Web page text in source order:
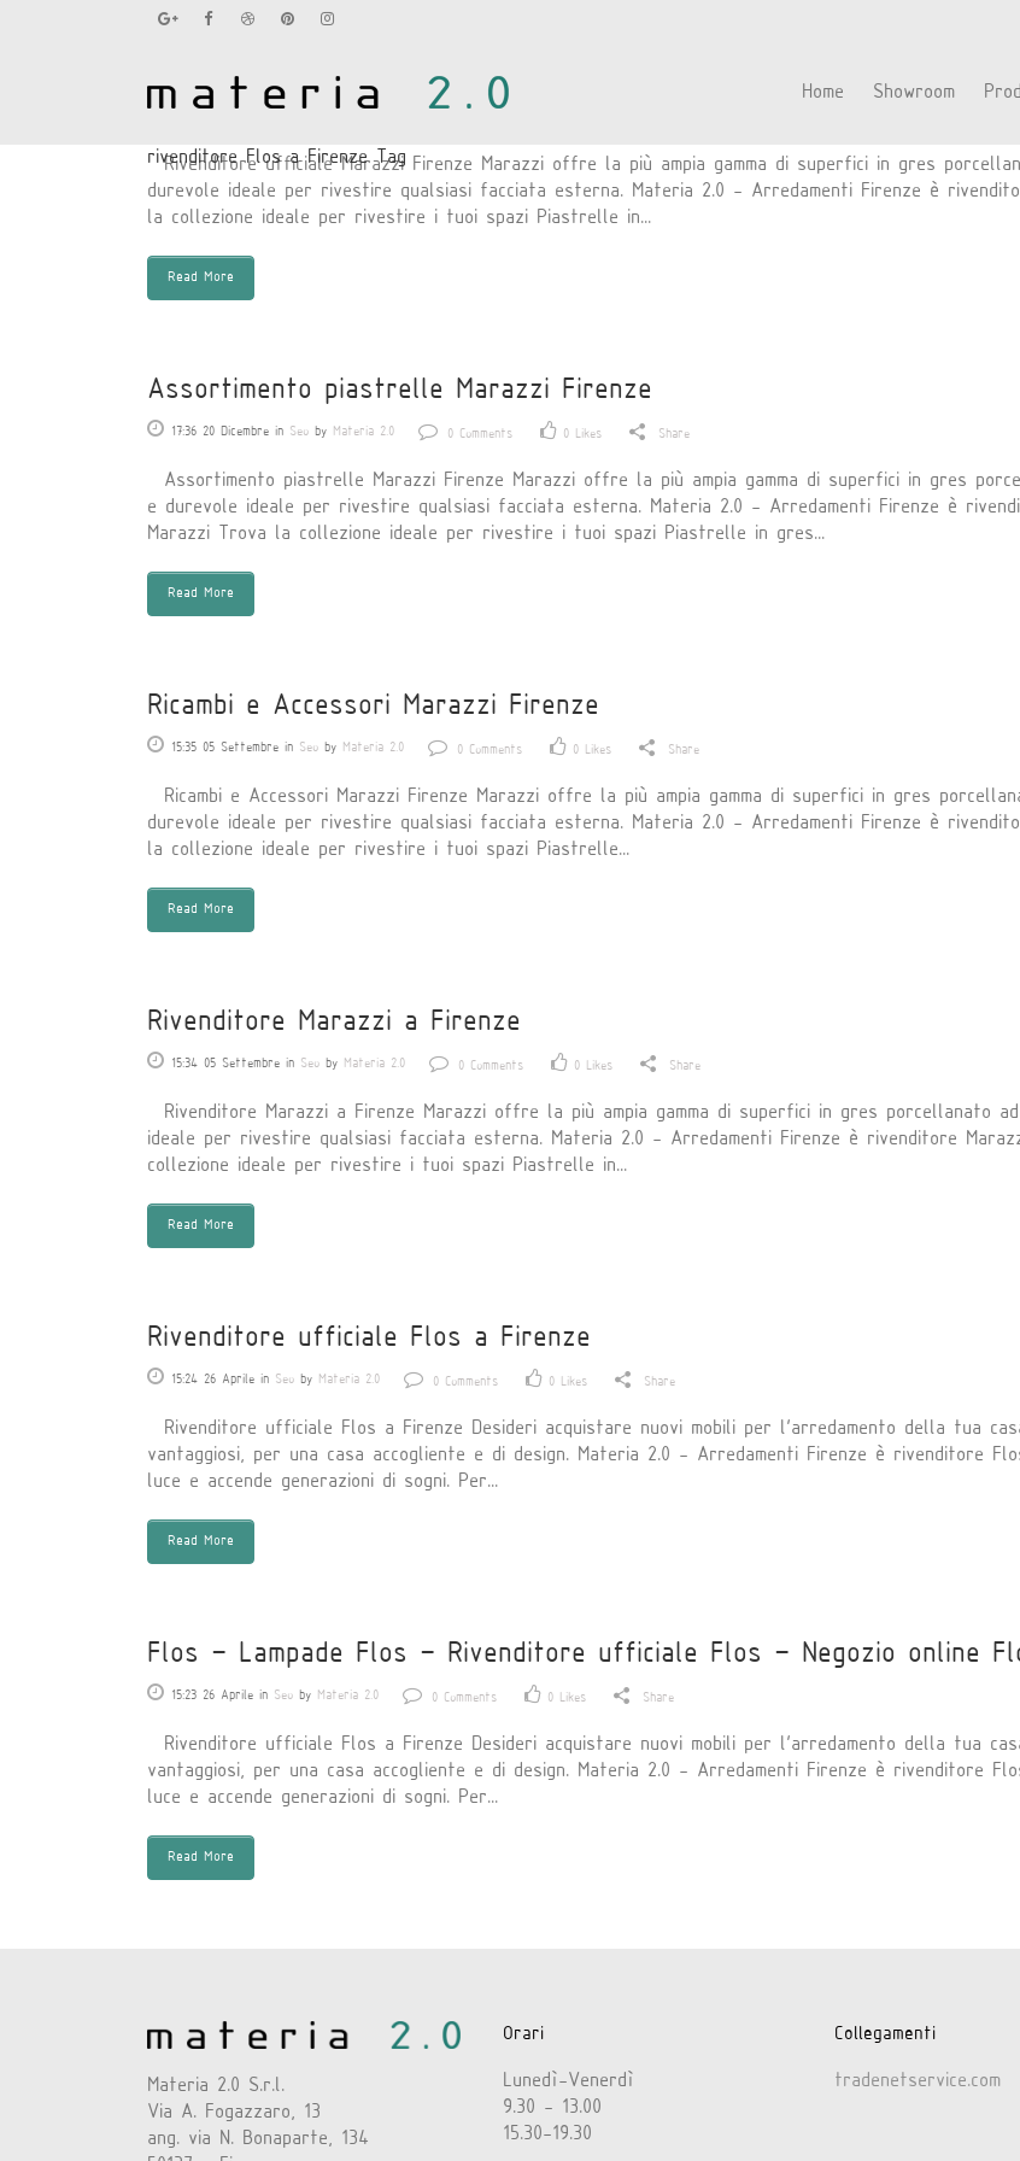
Home Showroom
rivenditore Flos a Firenze Tag
Rivenditore ufficiale Marazzi Firenze
Rivenditore ufficiale Marazzi Firenze Marazzi offre la più ampia gamma di superfici in gres
durevole ideale per rivestire qualsiasi facciata esterna. Materia 2.0 - Arredamenti Firenze è
la collezione ideale per rivestire i tuoi spazi Piastrelle in...
Read More
Assortimento piastrelle Marazzi Firenze
17:36 20 Dicembre in Seo by Materia 2.0 0 Comments 0 Likes Share
Assortimento piastrelle Marazzi Firenze Marazzi offre la più ampia gamma di superfici in gres
e durevole ideale per rivestire qualsiasi facciata esterna. Materia 2.0 - Arredamenti Firenze è
Marazzi Trova la collezione ideale per rivestire i tuoi spazi Piastrelle in gres...
Read More
Ricambi e Accessori Marazzi Firenze
15:35 05 Settembre in Seo by Materia 2.0 0 Comments 0 Likes Share
Ricambi e Accessori Marazzi Firenze Marazzi offre la più ampia gamma di superfici in gres
durevole ideale per rivestire qualsiasi facciata esterna. Materia 2.0 - Arredamenti Firenze è
la collezione ideale per rivestire i tuoi spazi Piastrelle...
Read More
Rivenditore Marazzi a Firenze
15:34 05 Settembre in Seo by Materia 2.0 0 Comments 0 Likes Share
Rivenditore Marazzi a Firenze Marazzi offre la più ampia gamma di superfici in gres porcellanato
ideale per rivestire qualsiasi facciata esterna. Materia 2.0 - Arredamenti Firenze è rivenditore
collezione ideale per rivestire i tuoi spazi Piastrelle in...
Read More
Rivenditore ufficiale Flos a Firenze
15:24 26 Aprile in Seo by Materia 2.0 0 Comments 0 Likes Share
Rivenditore ufficiale Flos a Firenze Desideri acquistare nuovi mobili per l'arredamento della tua
vantaggiosi, per una casa accogliente e di design. Materia 2.0 - Arredamenti Firenze è rivenditore
luce e accende generazioni di sogni. Per...
Read More
Flos – Lampade Flos – Rivenditore ufficiale Flos – Negozio online
15:23 26 Aprile in Seo by Materia 2.0 0 Comments 0 Likes Share
Rivenditore ufficiale Flos a Firenze Desideri acquistare nuovi mobili per l'arredamento della tua
vantaggiosi, per una casa accogliente e di design. Materia 2.0 - Arredamenti Firenze è rivenditore
luce e accende generazioni di sogni. Per...
Read More
Materia 2.0 S.r.l.
Via A. Fogazzaro, 13
ang. via N. Bonaparte, 134
Orari
Lunedì-Venerdì
9.30 - 13.00
15.30-19.30
Collegamenti
tradenetservice.com